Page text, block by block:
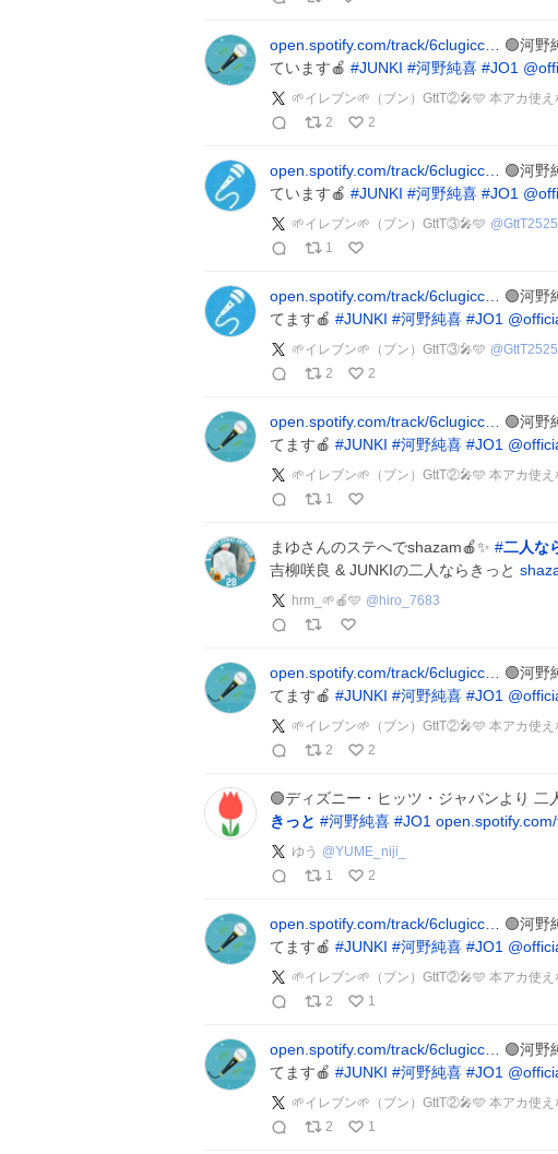
open.spotify.com/track/6clugicc… 🟢河野
ています🍎 #JUNKI #河野純喜 #JO1
🌱イレブン🌱（ブン）GttT②🎤🩵 本アカ使
2
2
open.spotify.com/track/6clugicc… 🟢河野
ています🍎 #JUNKI #河野純喜 #JO1
🌱イレブン🌱（ブン）GttT③🎤🩵 @
1
open.spotify.com/track/6clugicc… 🟢河野
てます🍎 #JUNKI #河野純喜 #JO1
🌱イレブン🌱（ブン）GttT③🎤🩵 @
2
2
open.spotify.com/track/6clugicc… 🟢河野
てます🍎 #JUNKI #河野純喜 #JO1
🌱イレブン🌱（ブン）GttT②🎤🩵 本アカ使
1
まゆさんのステへでshazam🍎✨ #二人な
吉柳咲良 & JUNKIの二人ならきっと
hrm_🌱🍎🩵 @ hiro_7683
open.spotify.com/track/6clugicc… 🟢河野
てます🍎 #JUNKI #河野純喜 #JO1
🌱イレブン🌱（ブン）GttT②🎤🩵 本アカ使
2
2
🟢ディズニー・ヒッツ・ジャパンより 二
きっと #河野純喜 #JO1
ゆう @YUME_niji_
1
2
open.spotify.com/track/6clugicc… 🟢河野
てます🍎 #JUNKI #河野純喜 #JO1
🌱イレブン🌱（ブン）GttT②🎤🩵 本アカ使
2
1
open.spotify.com/track/6clugicc… 🟢河野
てます🍎 #JUNKI #河野純喜 #JO1
🌱イレブン🌱（ブン）GttT②🎤🩵 本アカ使
2
1